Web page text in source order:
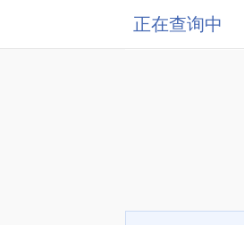
正在查询中